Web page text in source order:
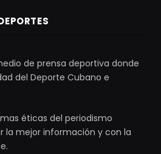
de prensa deportiva donde
del Deporte Cubano e
éticas del periodismo
la mejor información y con la